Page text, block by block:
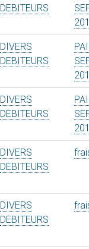
DEBITEURS
DIVERS
DEBITEURS
DIVERS
DEBITEURS
DIVERS
DEBITEURS
DIVERS
DEBITEURS